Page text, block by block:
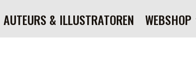
AUTEURS & ILLUSTRATOREN WEBSHOP